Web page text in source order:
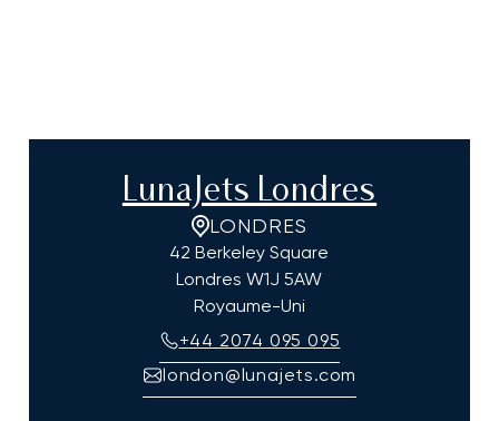
LunaJets Londres
LONDRES
42 Berkeley Square
Londres W1J 5AW
Royaume-Uni
+44 2074 095 095
london@lunajets.com